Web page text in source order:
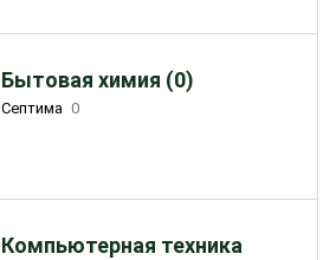
Бытовая химия (0)
Септима 0
Компьютерная техника